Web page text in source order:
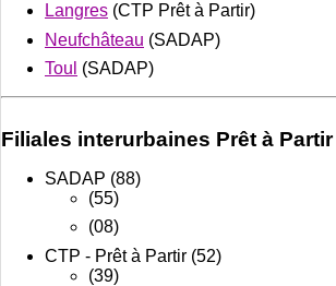
Langres (CTP Prêt à Partir)
Neufchâteau (SADAP)
Toul (SADAP)
Filiales interurbaines Prêt à Partir
SADAP (88)
(55)
(08)
CTP - Prêt à Partir (52)
(39)